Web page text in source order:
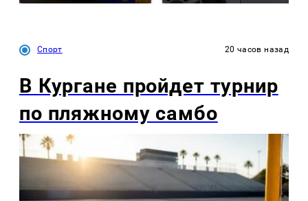
Спорт 20 часов назад
В Кургане пройдет турнир
по пляжному самбо